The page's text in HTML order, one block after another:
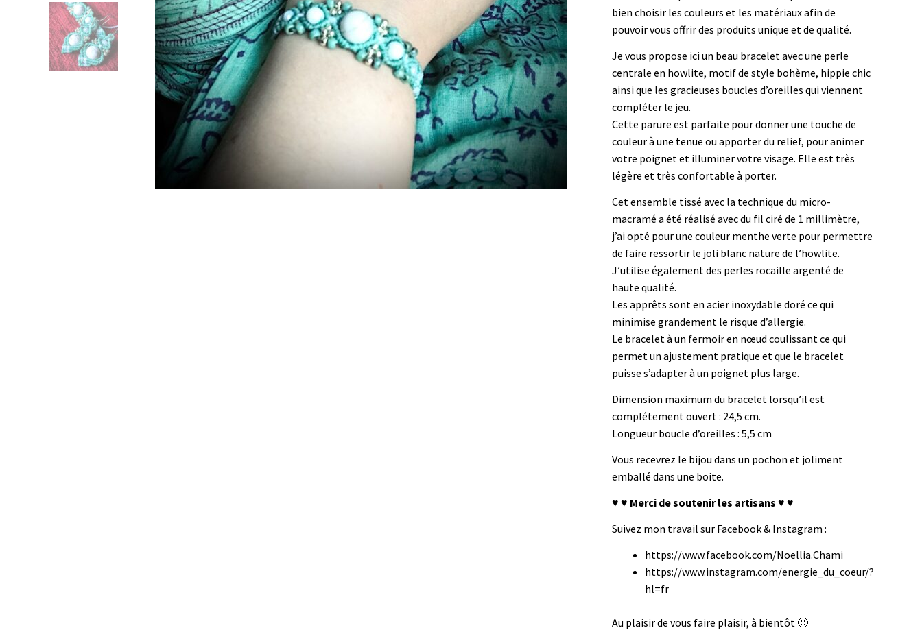
bien choisir les couleurs et les matériaux afin de
pouvoir vous offrir des produits unique et de qualité.
Je vous propose ici un beau bracelet avec une perle
centrale en howlite, motif de style bohème, hippie chic
ainsi que les gracieuses boucles d’oreilles qui viennent
compléter le jeu.
Cette parure est parfaite pour donner une touche de
couleur à une tenue ou apporter du relief, pour animer
votre poignet et illuminer votre visage. Elle est très
légère et très confortable à porter.
Cet ensemble tissé avec la technique du micro-
macramé a été réalisé avec du fil ciré de 1 millimètre,
j’ai opté pour une couleur menthe verte pour permettre
de faire ressortir le joli blanc nature de l’howlite.
J’utilise également des perles rocaille argenté de
haute qualité.
Les apprêts sont en acier inoxydable doré ce qui
minimise grandement le risque d’allergie.
Le bracelet à un fermoir en nœud coulissant ce qui
permet un ajustement pratique et que le bracelet
puisse s’adapter à un poignet plus large.
Dimension maximum du bracelet lorsqu’il est
complétement ouvert : 24,5 cm.
Longueur boucle d’oreilles : 5,5 cm
Vous recevrez le bijou dans un pochon et joliment
emballé dans une boite.
♥ ♥ Merci de soutenir les artisans ♥ ♥
Suivez mon travail sur Facebook & Instagram :
https://www.facebook.com/Noellia.Chami
https://www.instagram.com/energie_du_coeur/?
hl=fr
Au plaisir de vous faire plaisir, à bientôt 🙂